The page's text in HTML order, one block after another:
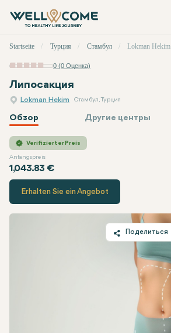
меню
Startseite Турция Стамбул Lokman Hekim
0 (0 Оценка)
Липосакция
Lokman Hekim Стамбул, Турция
Обзор Другие центры
Verifizierter Preis
Anfangspreis
1,043.83 €
Lokman HekimЦена
Erhalten Sie ein Angebot
Поделиться
Twitter
Facebook
WhatsApp
Telegram